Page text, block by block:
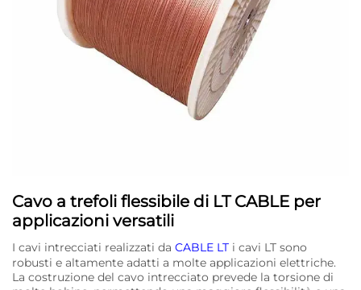
Cavo a trefoli flessibile di LT CABLE per
applicazioni versatili
I cavi intrecciati realizzati da CABLE LT i cavi LT sono
robusti e altamente adatti a molte applicazioni elettriche.
La costruzione del cavo intrecciato prevede la torsione di